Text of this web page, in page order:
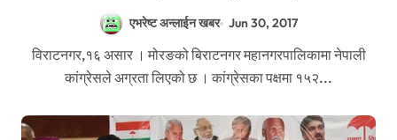
एभरेष्ट अन्लाईन खबर Jun 30, 2017
विराटनगर,१६ असार । मोरङको बिराटनगर महानगरपालिकामा नेपाली
कांग्रेसले अग्रता लिएको छ । कांग्रेसका पक्षमा १५२...